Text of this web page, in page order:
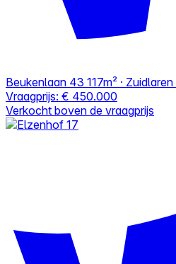
Beukenlaan 43 117m² ·
Vraagprijs: € 450.000
Verkocht boven de vraagprijs